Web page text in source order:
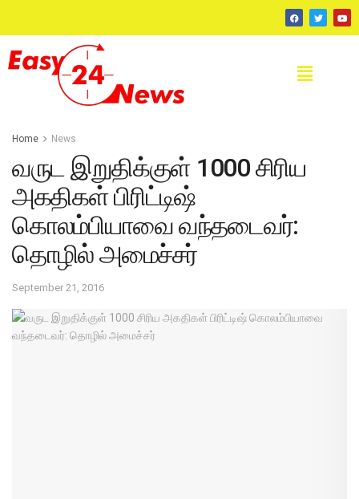
Home News
வருட இறுதிக்குள் 1000 சிரிய
அகதிகள் பிரிட்டிஷ்
கொலம்பியாவை வந்தடைவர்:
தொழில் அமைச்சர்
September 21, 2016